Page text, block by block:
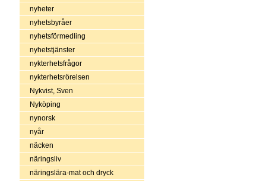
nyheter
nyhetsbyråer
nyhetsförmedling
nyhetstjänster
nykterhetsfrågor
nykterhetsrörelsen
Nykvist, Sven
Nyköping
nynorsk
nyår
näcken
näringsliv
näringslära-mat och dryck